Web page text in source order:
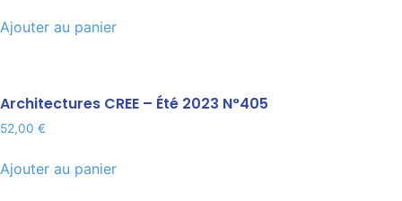
Ajouter au panier
Architectures CREE – Été 2023 N°405
52,00 €
Ajouter au panier